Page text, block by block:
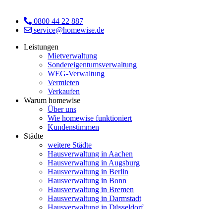
0800 44 22 887
service@homewise.de
Leistungen
Mietverwaltung
Sondereigentumsverwaltung
WEG-Verwaltung
Vermieten
Verkaufen
Warum homewise
Über uns
Wie homewise funktioniert
Kundenstimmen
Städte
weitere Städte
Hausverwaltung in Aachen
Hausverwaltung in Augsburg
Hausverwaltung in Berlin
Hausverwaltung in Bonn
Hausverwaltung in Bremen
Hausverwaltung in Darmstadt
Hausverwaltung in Düsseldorf